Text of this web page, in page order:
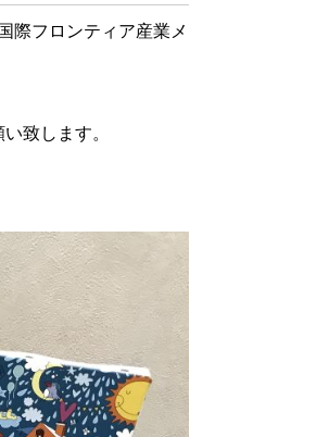
際フロンティア産業メ
致します。